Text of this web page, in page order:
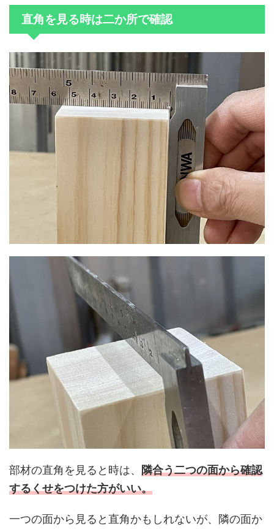
直角を見る時は二か所で確認
部材の直角を見ると時は、 隣合う二つの面から確認
するくせをつけた方がいい。
一つの面から見ると直角かもしれないが、隣の面か